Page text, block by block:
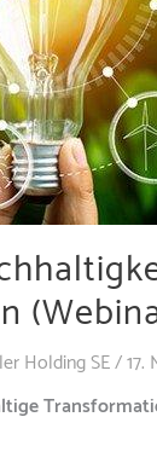
Holding SE/17.